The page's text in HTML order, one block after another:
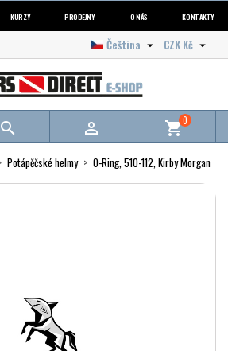
KURZY PRODEJNY O NÁS KONTAKTY
CZK Kč 
Čeština 
  shopping_cart0
Potápěčské helmy O-Ring, 510-112, Kirby Morgan